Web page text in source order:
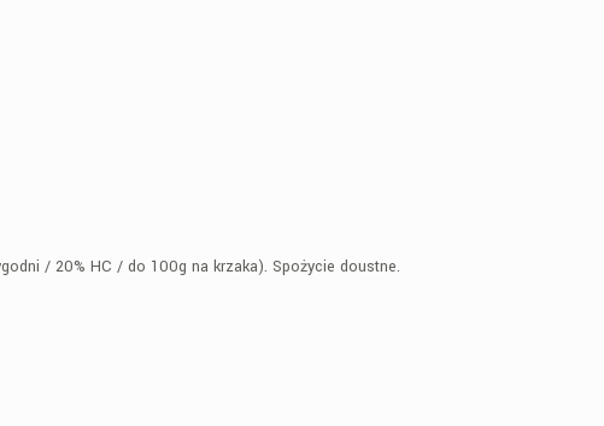
/ 20% HC / do 100g na krzaka). Spożycie doustne.